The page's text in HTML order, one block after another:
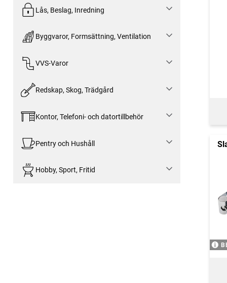
Lås, Beslag, Inredning
Byggvaror, Formsättning, Ventilation
VVS-Varor
Redskap, Skog, Trädgård
Kontor, Telefoni- och datortillbehör
Pentry och Hushåll
Hobby, Sport, Fritid